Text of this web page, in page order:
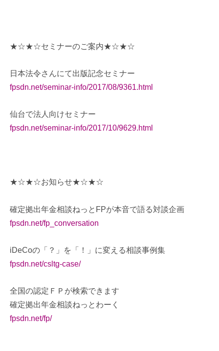
★☆★☆セミナーのご案内★☆★☆
日本法令さんにて出版記念セミナー
fpsdn.net/seminar-info/2017/08/9361.html
仙台で法人向けセミナー
fpsdn.net/seminar-info/2017/10/9629.html
★☆★☆お知らせ★☆★☆
確定拠出年金相談ねっとFPが本音で語る対談企画
fpsdn.net/fp_conversation
iDeCoの「？」を「！」に変える相談事例集
fpsdn.net/csltg-case/
全国の認定ＦＰが検索できます
確定拠出年金相談ねっとわーく
fpsdn.net/fp/